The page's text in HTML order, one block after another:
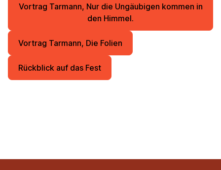
Vortrag Tarmann, Nur die Ungäubigen kommen in
den Himmel.
Vortrag Tarmann, Die Folien
Rückblick auf das Fest